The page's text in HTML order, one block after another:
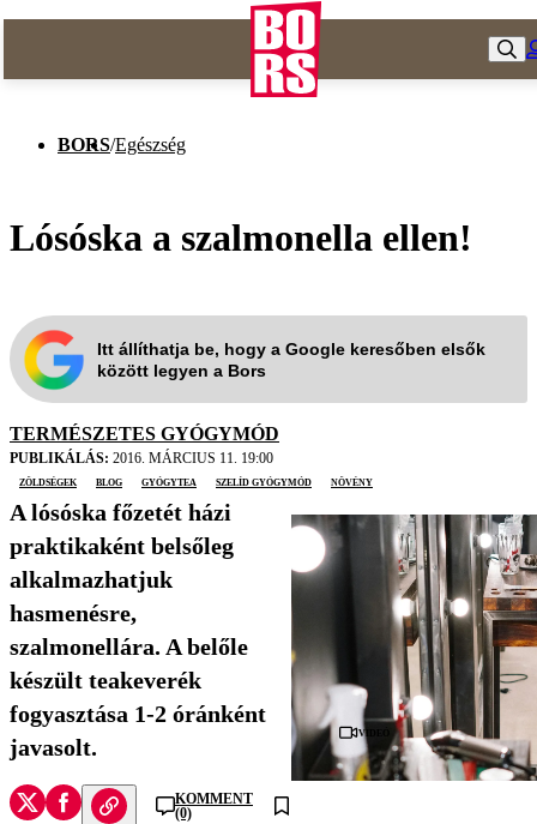
BORS/Egészség
Lósóska a szalmonella ellen!
Itt állíthatja be, hogy a Google keresőben elsők
között legyen a Bors
TERMÉSZETES GYÓGYMÓD
PUBLIKÁLÁS: 2016. MÁRCIUS 11. 19:00
zöldségek
blog gyógytea szelíd gyógymód növény
A lósóska főzetét házi
praktikaként belsőleg
alkalmazhatjuk
hasmenésre,
szalmonellára. A belőle
készült teakeverék
fogyasztása 1-2 óránként
javasolt.
KOMMENT
(0)
Videó